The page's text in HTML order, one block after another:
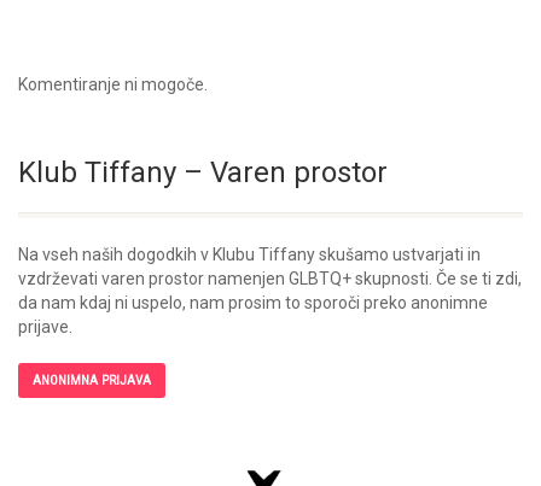
Komentiranje ni mogoče.
Klub Tiffany – Varen prostor
Na vseh naših dogodkih v Klubu Tiffany skušamo ustvarjati in
vzdrževati varen prostor namenjen GLBTQ+ skupnosti. Če se ti zdi,
da nam kdaj ni uspelo, nam prosim to sporoči preko anonimne
prijave.
ANONIMNA PRIJAVA